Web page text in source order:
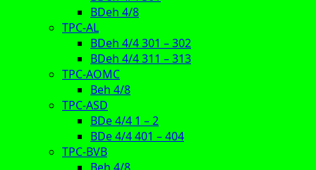
BDeh 4/8
TPC-AL
BDeh 4/4 301 – 302
BDeh 4/4 311 – 313
TPC-AOMC
Beh 4/8
TPC-ASD
BDe 4/4 1 – 2
BDe 4/4 401 – 404
TPC-BVB